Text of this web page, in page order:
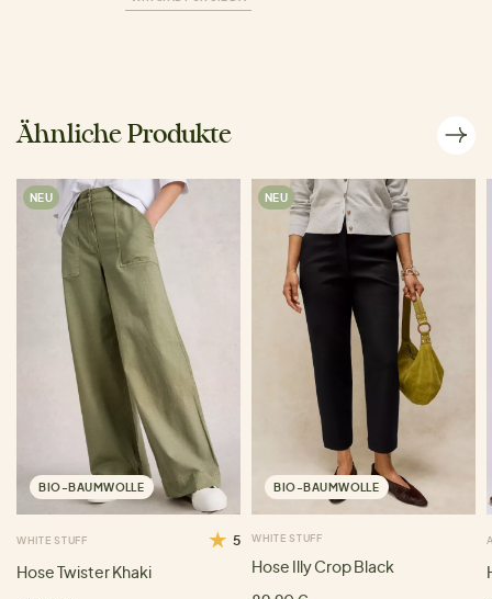
Ähnliche Produkte
NEU
BIO-BAUMWOLLE
WHITE STUFF 5
Hose Twister Khaki
NEU
BIO-BAUMWOLLE
WHITE STUFF
Hose Illy Crop Black